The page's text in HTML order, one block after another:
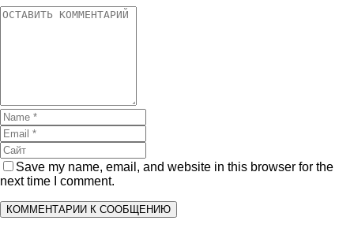
Save my name, email, and website in this browser for the
next time I comment.